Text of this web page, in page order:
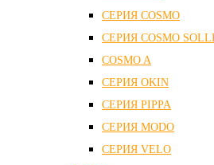
СЕРИЯ COSMO
СЕРИЯ COSMO
COSMO A
СЕРИЯ OKIN
СЕРИЯ PIPPA
СЕРИЯ MODO
СЕРИЯ VELO